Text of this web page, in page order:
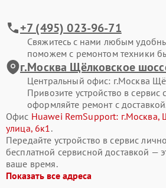
компонентов или программные ошибки
приводят к сбоям. Своевременное
помогает сохранить ресурс
дорогостоящего восстановления в
Типовые поломки смартфонов
В процессе ремонта мы чаще всего
следующими неисправностями
разбитый экран, отсутствие
некорректная работа сенсора;
смартфон не включается или
+7 (495) 023-96-71
Свяжитесь с нами любым
поможем с ремонтом техники
г.Москва Щёлковское
Центральный офис: г.Москва
Привозите устройство в сервис
оформляйте ремонт с
Офис Huawei RemSupport: г.Москва,
улица, 6к1.
Передайте устройство в сервис
бесплатной сервисной доставкой —
ваше время.
Показать все адреса